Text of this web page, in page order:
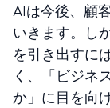
AIは今後、顧
いきます。し
を引き出すに
く、「ビジネ
か」に目を向